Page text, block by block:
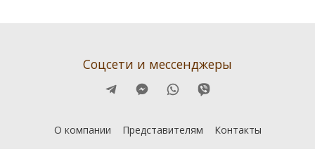
Соцсети и мессенджеры
О компании Представителям Контакты